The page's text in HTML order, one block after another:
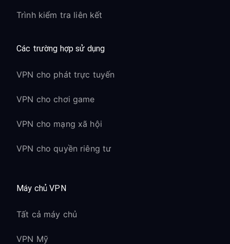
Trình kiểm tra liên kết
Các trường hợp sử dụng
VPN cho phát trực tuyến
VPN cho chơi game
VPN cho mạng xã hội
VPN cho quyền riêng tư
Máy chủ VPN
Tất cả máy chủ
VPN Mỹ